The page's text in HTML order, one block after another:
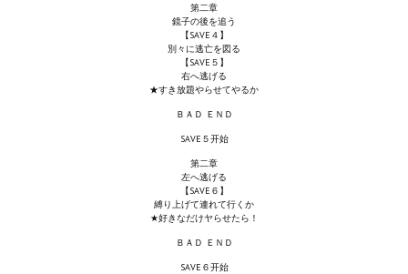
Wedding Wear CBBE SSE BodySlide (with Physics)
Наёмный оборотень
Немного героев меча и магии
第二章
鏡子の後を追う
【SAVE４】
別々に逃亡を図る
【SAVE５】
右へ逃げる
★すき放題やらせてやるか
ＢＡＤ ＥＮＤ
SAVE５开始
第二章
左へ逃げる
【SAVE６】
縛り上げて連れて行くか
★好きなだけヤらせたら！
ＢＡＤ ＥＮＤ
SAVE６开始